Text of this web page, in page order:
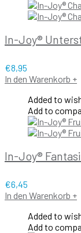
In-Joy®
€8,95
In den Warenkorb +
Added to
Add to
In-Joy®
€6,45
In den Warenkorb +
Added to
Add to